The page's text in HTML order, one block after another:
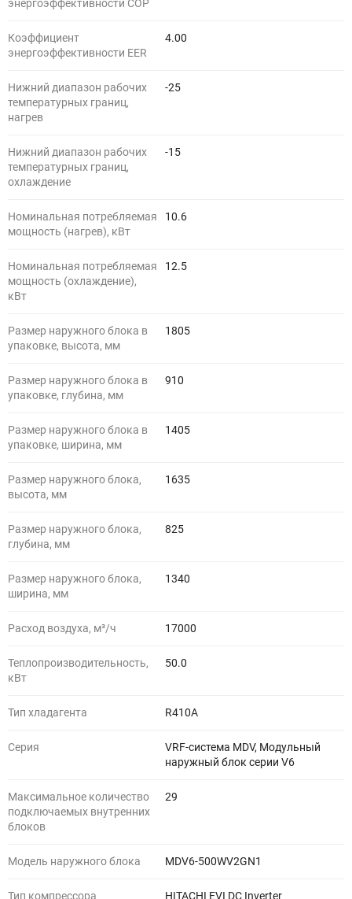
энергоэффективности COP
Коэффициент
энергоэффективности EER
4.00
Нижний диапазон рабочих
температурных границ,
нагрев
-25
Нижний диапазон рабочих
температурных границ,
охлаждение
-15
Номинальная потребляемая
мощность (нагрев), кВт
10.6
Номинальная потребляемая
мощность (охлаждение),
кВт
12.5
Размер наружного блока в
упаковке, высота, мм
1805
Размер наружного блока в
упаковке, глубина, мм
910
Размер наружного блока в
упаковке, ширина, мм
1405
Размер наружного блока,
высота, мм
1635
Размер наружного блока,
глубина, мм
825
Размер наружного блока,
ширина, мм
1340
Расход воздуха, м³/ч 17000
Теплопроизводительность,
кВт
50.0
Тип хладагента R410A
Серия
VRF-система MDV, Модульный
наружный блок серии V6
Максимальное количество
подключаемых внутренних
блоков
29
Модель наружного блока MDV6-500WV2GN1
Тип компрессора HITACHI EVI DC Inverter